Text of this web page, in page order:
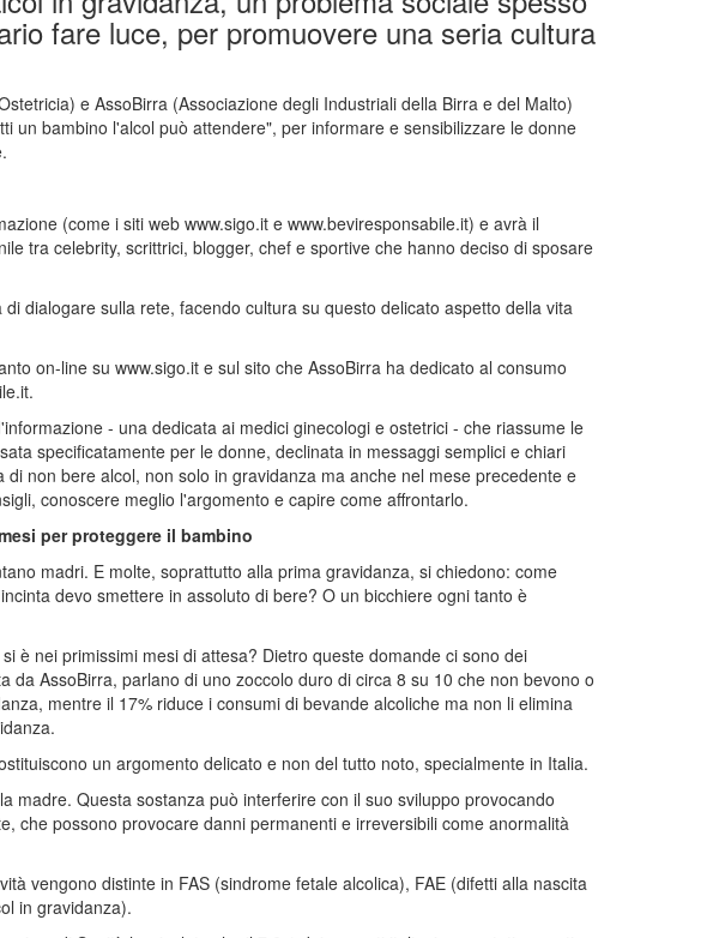
fare luce, per promuovere una seria cultura
e AssoBirra (Associazione degli Industriali della Birra e del Malto)
un bambino l'alcol può attendere", per informare e sensibilizzare le donne
(come i siti web www.sigo.it e www.beviresponsabile.it) e avrà il
tra celebrity, scrittrici, blogger, chef e sportive che hanno deciso di sposare
dialogare sulla rete, facendo cultura su questo delicato aspetto della vita
on-line su www.sigo.it e sul sito che AssoBirra ha dedicato al consumo
- una dedicata ai medici ginecologi e ostetrici - che riassume le
specificatamente per le donne, declinata in messaggi semplici e chiari
non bere alcol, non solo in gravidanza ma anche nel mese precedente e
conoscere meglio l'argomento e capire come affrontarlo.
per proteggere il bambino
madri. E molte, soprattutto alla prima gravidanza, si chiedono: come
devo smettere in assoluto di bere? O un bicchiere ogni tanto è
è nei primissimi mesi di attesa? Dietro queste domande ci sono dei
da AssoBirra, parlano di uno zoccolo duro di circa 8 su 10 che non bevono o
mentre il 17% riduce i consumi di bevande alcoliche ma non li elimina
un argomento delicato e non del tutto noto, specialmente in Italia.
madre. Questa sostanza può interferire con il suo sviluppo provocando
che possono provocare danni permanenti e irreversibili come anormalità
vengono distinte in FAS (sindrome fetale alcolica), FAE (difetti alla nascita
in gravidanza).